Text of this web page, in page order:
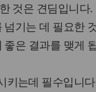
것은 견딤입니다
기는 데 필요한
은 결과를 맺게
는데 필수입니